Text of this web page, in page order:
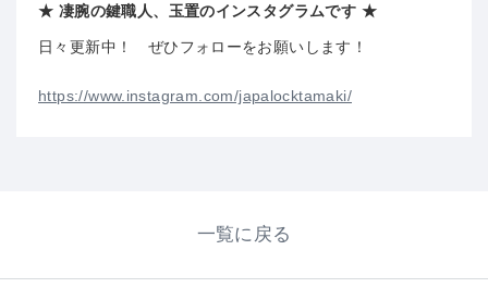
★ 凄腕の鍵職人、玉置のインスタグラムです ★
日々更新中！ ぜひフォローをお願いします！
https://www.instagram.com/japalocktamaki/
一覧に戻る